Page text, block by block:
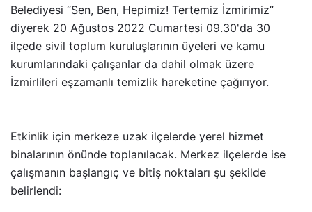
Belediyesi “Sen, Ben, Hepimiz! Tertemiz İzmirimiz”
diyerek 20 Ağustos 2022 Cumartesi 09.30'da 30
ilçede sivil toplum kuruluşlarının üyeleri ve kamu
kurumlarındaki çalışanlar da dahil olmak üzere
İzmirlileri eşzamanlı temizlik hareketine çağırıyor.
Etkinlik için merkeze uzak ilçelerde yerel hizmet
binalarının önünde toplanılacak. Merkez ilçelerde ise
çalışmanın başlangıç ve bitiş noktaları şu şekilde
belirlendi: